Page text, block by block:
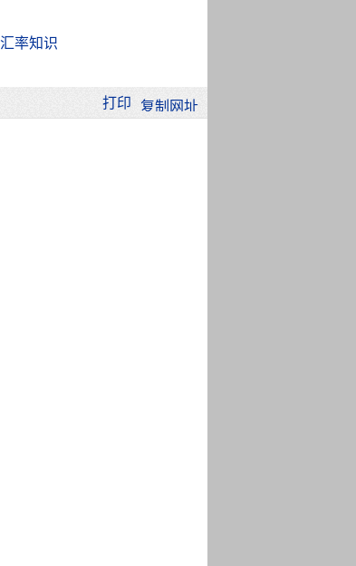
汇率知识
打印